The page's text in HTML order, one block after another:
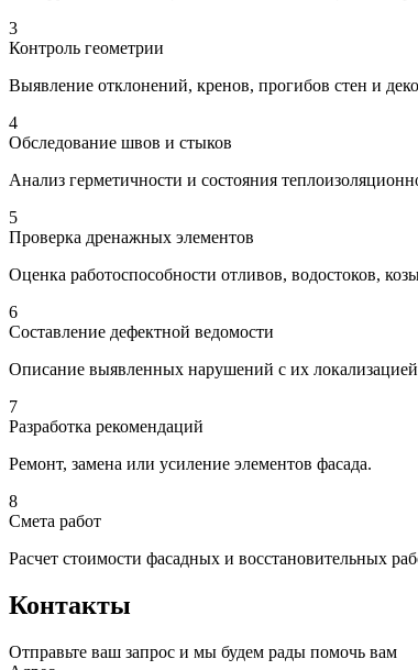
3
Контроль геометрии
Выявление отклонений, кренов, прогибов стен и
4
Обследование швов и стыков
Анализ герметичности и состояния
5
Проверка дренажных элементов
Оценка работоспособности отливов, водостоков,
6
Составление дефектной ведомости
Описание выявленных нарушений с их
7
Разработка рекомендаций
Ремонт, замена или усиление элементов фасада.
8
Смета работ
Расчет стоимости фасадных и восстановительных
Контакты
Отправьте ваш запрос и мы будем рады помочь вам